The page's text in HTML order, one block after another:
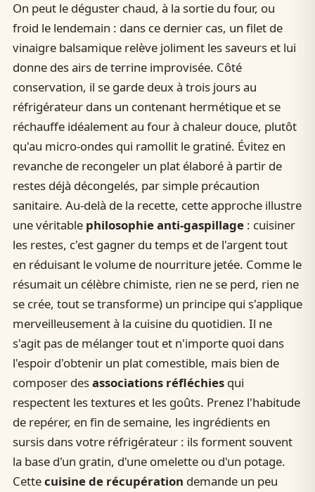
On peut le déguster chaud, à la sortie du four, ou
froid le lendemain : dans ce dernier cas, un filet de
vinaigre balsamique relève joliment les saveurs et lui
donne des airs de terrine improvisée. Côté
conservation, il se garde deux à trois jours au
réfrigérateur dans un contenant hermétique et se
réchauffe idéalement au four à chaleur douce, plutôt
qu'au micro-ondes qui ramollit le gratiné. Évitez en
revanche de recongeler un plat élaboré à partir de
restes déjà décongelés, par simple précaution
sanitaire. Au-delà de la recette, cette approche illustre
une véritable philosophie anti-gaspillage: cuisiner
les restes, c'est gagner du temps et de l'argent tout
en réduisant le volume de nourriture jetée. Comme le
résumait un célèbre chimiste, rien ne se perd, rien ne
se crée, tout se transforme) un principe qui s'applique
merveilleusement à la cuisine du quotidien. Il ne
s'agit pas de mélanger tout et n'importe quoi dans
l'espoir d'obtenir un plat comestible, mais bien de
composer desassociations réfléchiesqui
respectent les textures et les goûts. Prenez l'habitude
de repérer, en fin de semaine, les ingrédients en
sursis dans votre réfrigérateur : ils forment souvent
la base d'un gratin, d'une omelette ou d'un potage.
Cettecuisine de récupération demande un peu